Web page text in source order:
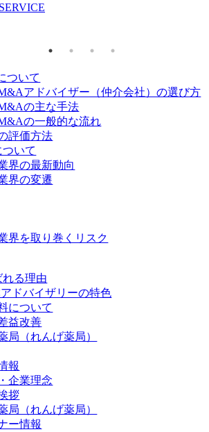
SERVICE
ついて
アドバイザー（仲介会社）の選び方
の主な手法
の一般的な流れ
評価方法
いて
界の最新動向
界の変遷
界を取り巻くリスク
る理由
ドバイザリーの特色
について
益改善
局（れんげ薬局）
報
企業理念
拶
局（れんげ薬局）
ー情報